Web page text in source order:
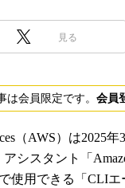
見る
は会員限定です。 会員
（AWS）は2025
シスタント「
使用できる「CLIエ